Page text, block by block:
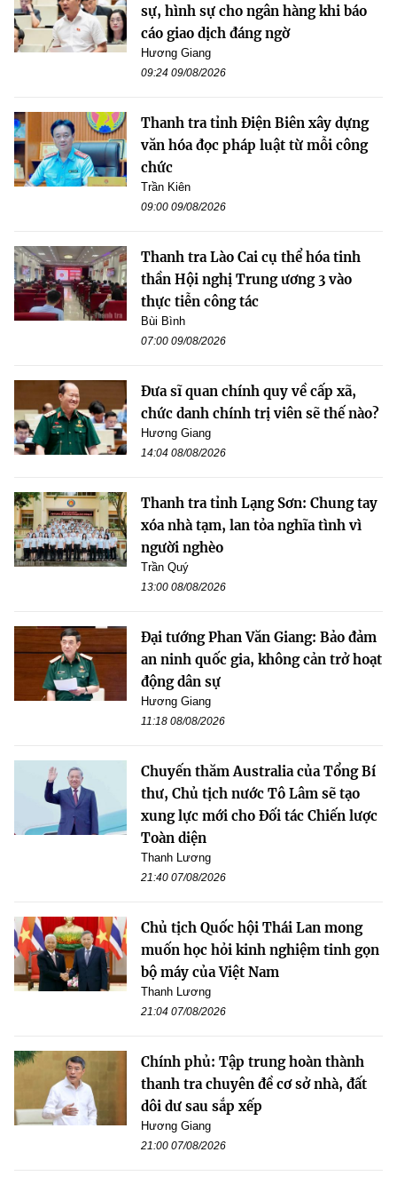
sự, hình sự cho ngân hàng khi báo
cáo giao dịch đáng ngờ
Hương Giang
09:24 09/08/2026
Thanh tra tỉnh Điện Biên xây dựng
văn hóa đọc pháp luật từ mỗi công
chức
Trần Kiên
09:00 09/08/2026
Thanh tra Lào Cai cụ thể hóa tinh
thần Hội nghị Trung ương 3 vào
thực tiễn công tác
Bùi Bình
07:00 09/08/2026
Đưa sĩ quan chính quy về cấp xã,
chức danh chính trị viên sẽ thế nào?
Hương Giang
14:04 08/08/2026
Thanh tra tỉnh Lạng Sơn: Chung tay
xóa nhà tạm, lan tỏa nghĩa tình vì
người nghèo
Trần Quý
13:00 08/08/2026
Đại tướng Phan Văn Giang: Bảo đảm
an ninh quốc gia, không cản trở hoạt
động dân sự
Hương Giang
11:18 08/08/2026
Chuyến thăm Australia của Tổng Bí
thư, Chủ tịch nước Tô Lâm sẽ tạo
xung lực mới cho Đối tác Chiến lược
Toàn diện
Thanh Lương
21:40 07/08/2026
Chủ tịch Quốc hội Thái Lan mong
muốn học hỏi kinh nghiệm tinh gọn
bộ máy của Việt Nam
Thanh Lương
21:04 07/08/2026
Chính phủ: Tập trung hoàn thành
thanh tra chuyên đề cơ sở nhà, đất
dôi dư sau sắp xếp
Hương Giang
21:00 07/08/2026